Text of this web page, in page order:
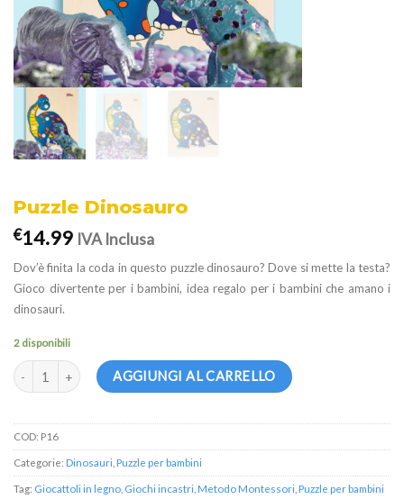
Puzzle Dinosauro
€14.99 IVA Inclusa
Dov’è finita la coda in questo puzzle dinosauro? Dove si mette la testa?
Gioco divertente per i bambini, idea regalo per i bambini che amano i
dinosauri.
2 disponibili
Puzzle Dinosauro quantità
AGGIUNGI AL CARRELLO
COD: P16
Categorie: Dinosauri Puzzle per bambini
Tag: Giocattoli in legno Giochi incastri Metodo Montessori Puzzle per bambini